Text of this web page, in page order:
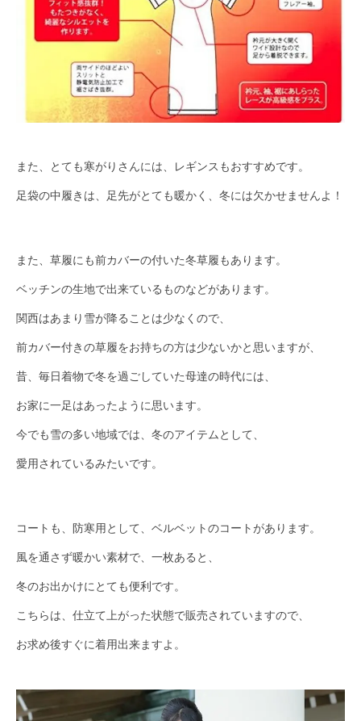
また、とても寒がりさんには、レギンスもおすすめです。
足袋の中履きは、足先がとても暖かく、冬には欠かせませんよ！
また、草履にも前カバーの付いた冬草履もあります。
ベッチンの生地で出来ているものなどがあります。
関西はあまり雪が降ることは少なくので、
前カバー付きの草履をお持ちの方は少ないかと思いますが、
昔、毎日着物で冬を過ごしていた母達の時代には、
お家に一足はあったように思います。
今でも雪の多い地域では、冬のアイテムとして、
愛用されているみたいです。
コートも、防寒用として、ベルベットのコートがあります。
風を通さず暖かい素材で、一枚あると、
冬のお出かけにとても便利です。
こちらは、仕立て上がった状態で販売されていますので、
お求め後すぐに着用出来ますよ。